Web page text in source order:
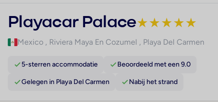
Playacar Palace★★★★★
Mexico , Riviera Maya En Cozumel , Playa Del Carmen
5-sterren accommodatie Beoordeeld met een 9.0
Gelegen in Playa Del Carmen Nabij het strand